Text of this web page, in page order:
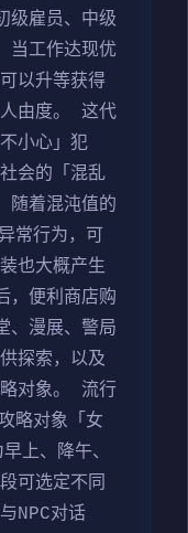
级雇员、中级
当工作达现优
以升等获得
由度。 这代
小心」犯
会的「混乱
随着混沌值的
常行为，可
也大概产生
，便利商店购
、漫展、警局
探索，以及
对象。 流行
略对象「女
上、降午、
可选定不同
NPC对话